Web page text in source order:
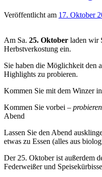
Veröffentlicht am 17. Oktober
Am Sa. 25. Oktober laden wir
Herbstverkostung ein.
Sie haben die Möglichkeit den
Highlights zu probieren.
Kommen Sie mit dem Winzer
Kommen Sie vorbei – probieren
Abend
Lassen Sie den Abend
etwas zu Essen (alles aus
Der 25. Oktober ist außerdem
Federweißer und